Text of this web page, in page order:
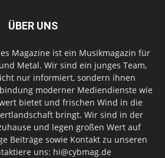
ÜBER UNS
Magazine ist ein Musikmagazin für
Metal. Wir sind ein junges Team,
nur informiert, sondern ihnen
moderner Mediendienste wie
bietet und frischen Wind in die
bringt. Wir sind in der
und legen großen Wert auf
Beiträge sowie Kontakt zu unseren
uns: hi@cybmag.de